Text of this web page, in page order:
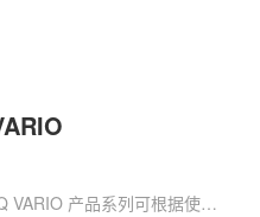
VARIO 产品系列可根据使用